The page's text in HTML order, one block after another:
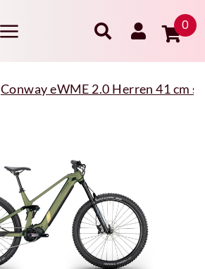
0
Conway eWME 2.0 Herren 41 cm